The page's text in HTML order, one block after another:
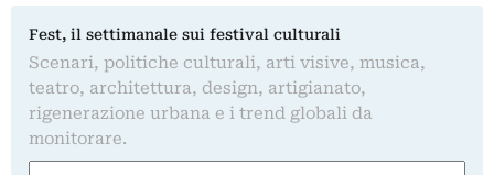
Fest, il settimanale sui festival culturali
Scenari, politiche culturali, arti visive, musica,
teatro, architettura, design, artigianato,
rigenerazione urbana e i trend globali da
monitorare.